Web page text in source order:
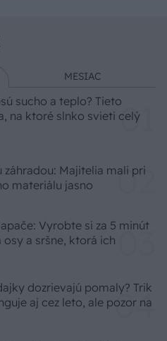
MESIAC
sucho a teplo? Tieto
na ktoré slnko svieti celý
záhradou: Majitelia mali pri
materiálu jasno
Vyrobte si za 5 minút
a sršne, ktorá ich
dozrievajú pomaly? Trik
aj cez leto, ale pozor na